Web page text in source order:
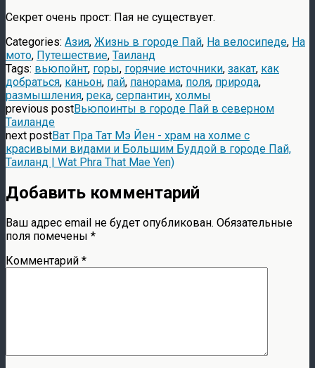
Секрет очень прост: Пая не существует.
Categories: Азия, Жизнь в городе Пай, На велосипеде, На
мото, Путешествие, Таиланд
Tags: вьюпойнт, горы, горячие источники, закат, как
добраться, каньон, пай, панорама, поля, природа,
размышления, река, серпантин, холмы
previous postВьюпоинты в городе Пай в северном
Таиланде
next postВат Пра Тат Мэ Йен - храм на холме с
красивыми видами и Большим Буддой в городе Пай,
Таиланд | Wat Phra That Mae Yen)
Добавить комментарий
Ваш адрес email не будет опубликован. Обязательные
поля помечены *
Комментарий *